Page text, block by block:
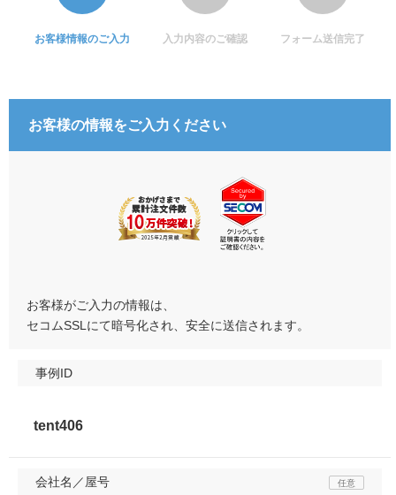
お客様情報のご入力 入力内容のご確認 フォーム送信完了
お客様の情報をご入力ください
お客様がご入力の情報は、
セコムSSLにて暗号化され、安全に送信されます。
事例ID
会社名／屋号